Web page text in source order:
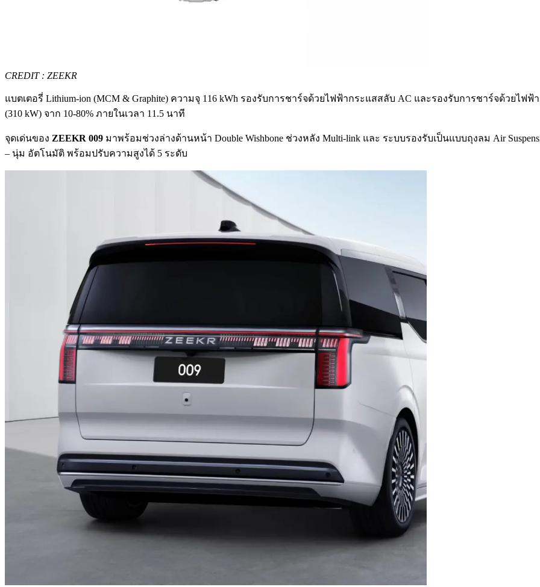
CREDIT : ZEEKR
แบตเตอรี่ Lithium-ion (MCM & Graphite) ความจุ 116 kWh รองรับการชาร์จด้วยไฟฟ้ากระแสสลับ AC และรองรับการชาร์จด้วยไฟ
(310 kW) จาก 10-80% ภายในเวลา 11.5 นาที
จุดเด่นของ ZEEKR 009 มาพร้อมช่วงล่างด้านหน้า Double Wishbone ช่วงหลัง Multi-link และ ระบบรองรับเป็นแบบถุงลม Air
– นุ่ม อัตโนมัติ พร้อมปรับความสูงได้ 5 ระดับ